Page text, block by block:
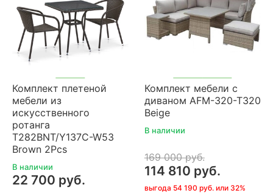
Комплект плетеной
мебели из
искусственного
ротанга
T282BNT/Y137C-W53
Brown 2Pcs
В наличии
22 700 руб.
Комплект мебели с
диваном AFM-320-T320
Beige
В наличии
169 000 руб.
114 810 руб.
выгода 54 190 руб. или 32%